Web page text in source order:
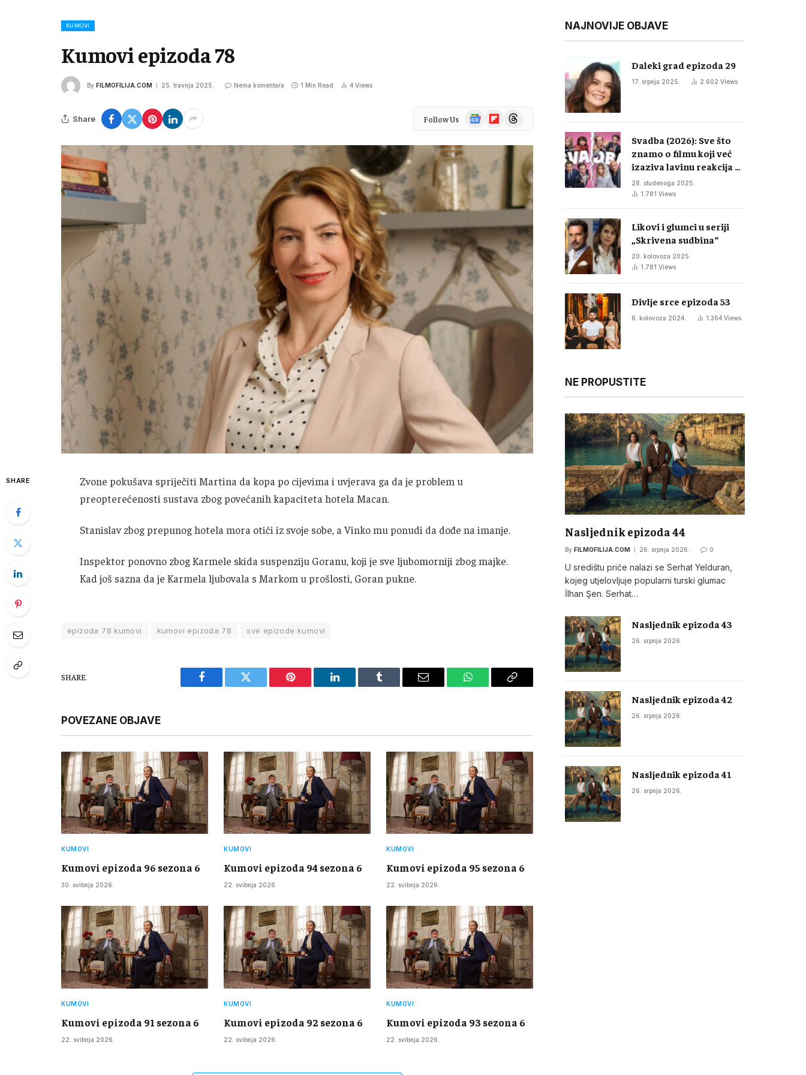
KUMOVI
Kumovi epizoda 78
By FILMOFILIJA.COM 25. travnja 2025. Nema komentara 1 Min Read 4 Views
Share Follow Us
Google
News
FlipboardThreads
SHARE
Zvone pokušava spriječiti Martina da kopa po cijevima i uvjerava ga da je problem u
preopterećenosti sustava zbog povećanih kapaciteta hotela Macan.
Stanislav zbog prepunog hotela mora otići iz svoje sobe, a Vinko mu ponudi da dođe na imanje.
Inspektor ponovno zbog Karmele skida suspenziju Goranu, koji je sve ljubomorniji zbog majke.
Kad još sazna da je Karmela ljubovala s Markom u prošlosti, Goran pukne.
epizoda 78 kumovi kumovi epizoda 78 sve epizode kumovi
SHARE.
Facebook Twitter Pinterest LinkedIn Tumblr Email WhatsAppCopy
POVEZANE OBJAVE
KUMOVI
Kumovi epizoda 96 sezona 6
30. svibnja 2026.
KUMOVI
Kumovi epizoda 94 sezona 6
22. svibnja 2026.
KUMOVI
Kumovi epizoda 95 sezona 6
22. svibnja 2026.
KUMOVI
Kumovi epizoda 91 sezona 6
22. svibnja 2026.
KUMOVI
Kumovi epizoda 92 sezona 6
22. svibnja 2026.
KUMOVI
Kumovi epizoda 93 sezona 6
22. svibnja 2026.
NAJNOVIJE OBJAVE
Daleki grad epizoda 29
17. srpnja 2025. 2.602 Views
Svadba (2026): Sve što
znamo o filmu koji već
izaziva lavinu reakcija u
regiji
28. studenoga 2025.
1.781 Views
Likovi i glumci u seriji
„Skrivena sudbina“
20. kolovoza 2025.
1.781 Views
Divlje srce epizoda 53
6. kolovoza 2024. 1.364 Views
NE PROPUSTITE
Nasljednik epizoda 44
By FILMOFILIJA.COM 26. srpnja 2026. 0
U središtu priče nalazi se Serhat Yelduran,
kojeg utjelovljuje popularni turski glumac
İlhan Şen. Serhat…
Nasljednik epizoda 43
26. srpnja 2026.
Nasljednik epizoda 42
26. srpnja 2026.
Nasljednik epizoda 41
26. srpnja 2026.